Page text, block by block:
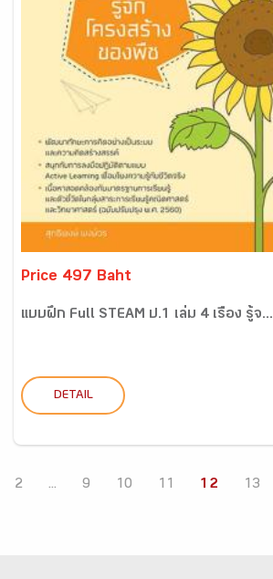
Price 497 Baht
แบบฝึก Full STEAM ป.1 เล่ม 4 เรื่อง รู้จ...
DETAIL
2 ... 9 10 11 12 13